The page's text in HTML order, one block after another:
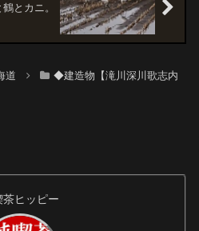
とカニ。
道
◆建造物【滝川深川歌志内
茶ヒッピー